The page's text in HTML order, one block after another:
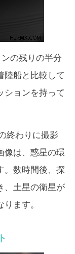
の残りの半分
陸船と比較して
ションを持って
終わりに撮影
像は、惑星の環
。数時間後、探
、土星の衛星が
ます。